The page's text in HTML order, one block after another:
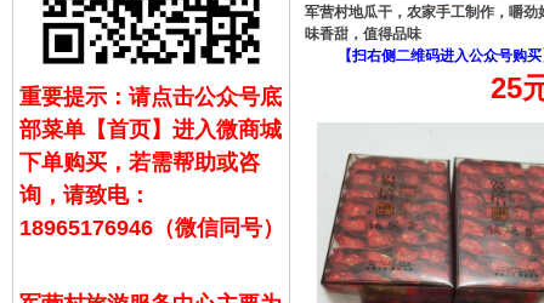
重要提示：请点击公众号底
部菜单【首页】进入微商城
下单购买，若需帮助或咨
询，请致电：
18965176946（微信同号）
军营村地瓜干，农家手工制作，嚼劲
味香甜，值得品味
【扫右侧二维码进入公众号购
25